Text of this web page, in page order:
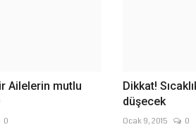
Ailelerin mutlu
0
Dikkat!
düşecek
Ocak 9, 2015 0